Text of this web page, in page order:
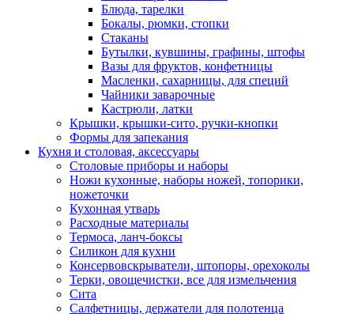
Блюда, тарелки
Бокалы, рюмки, стопки
Стаканы
Бутылки, кувшины, графины, штофы
Вазы для фруктов, конфетницы
Масленки, сахарницы, для специй
Чайники заварочные
Кастрюли, латки
Крышки, крышки-сито, ручки-кнопки
Формы для запекания
Кухня и столовая, аксессуары
Столовые приборы и наборы
Ножи кухонные, наборы ножей, топорики,
ножеточки
Кухонная утварь
Расходные материалы
Термоса, ланч-боксы
Силикон для кухни
Консервовскрыватели, штопоры, орехоколы
Терки, овощечистки, все для измельчения
Сита
Салфетницы, держатели для полотенца